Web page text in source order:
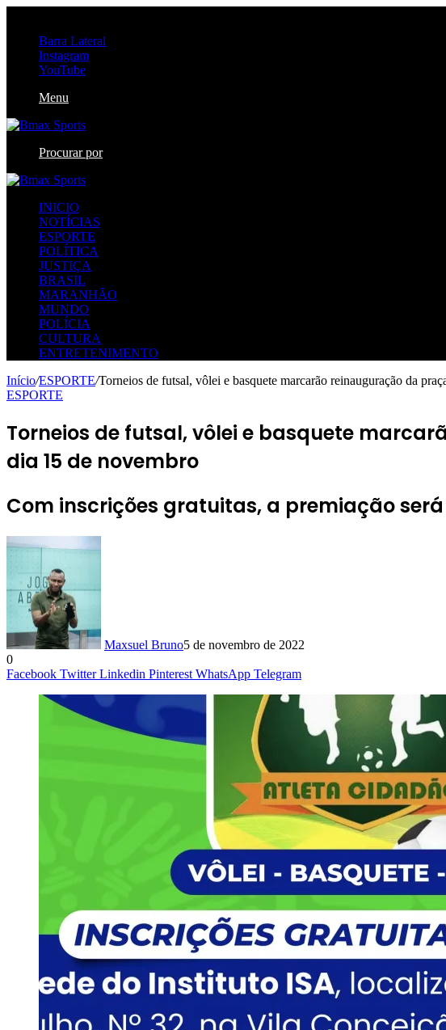
Barra Lateral
Instagram
YouTube
Menu
Procurar por
INICIO
NOTÍCIAS
ESPORTE
POLÍTICA
JUSTIÇA
BRASIL
MARANHÃO
MUNDO
POLÍCIA
CULTURA
ENTRETENIMENTO
Início/ESPORTE/Torneios de futsal, vôlei e basquete marcarão reinauguração da
ESPORTE
Torneios de futsal, vôlei e basquete
dia 15 de novembro
Com inscrições gratuitas, a premiação
Maxsuel Bruno5 de novembro de 2022
0
Facebook Twitter Linkedin Pinterest WhatsApp Telegram